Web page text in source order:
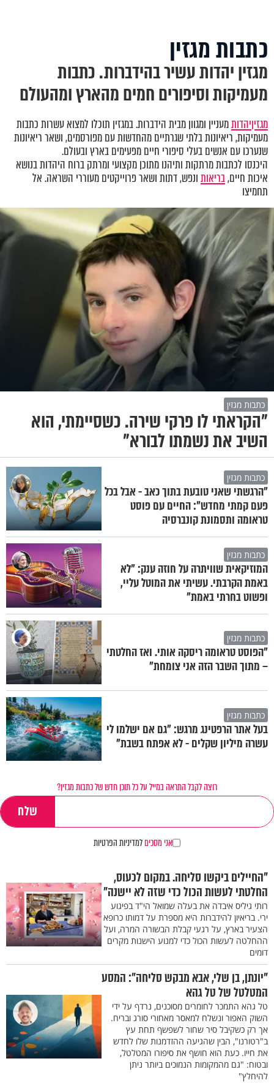
כתבות מגזין
מגזין יהדות עשיר בהידברות. כתבות
מעמיקות וסיפורים חמים מהארץ ומהעולם
מגזיןיהדותמעניין ומגוון מבית הידברות. במגזין תוכלו למצוא עשרות כתבות
מעמיקות, ריאיונות בלתי שגרתיים מהחדשות עם מפורסמים, ושאר ריאיונות
שנערכו עם אנשים בעלי סיפורי חיים מפעימים בארץ ובעולם.
היכנסו לכתבות מרתקות ותיהנו מתוכן מקצועי ומרתק ברוח היהדות בנושא
איכות חיים,בריאותונפש, דתות ושאר פרוייקטים מעוררי השראה. אל
תחמיצו
כתבות מגזין
"הקראתי לו פרקי שירה. כשסיימתי, הוא
השיב את נשמתו לבורא"
כתבות מגזין
"הרגשתי שאני טובעת בתוך כאב - אבל בכל
פעם קמתי מחדש": החיים עם פוסט
טראומה ותסמונת קונברסיה
כתבות מגזין
המוזיקאית שוויתרה על חוזה ענק: "לא
באמת הקרבתי. עשיתי את המוטל עליי,
ופשוט בחרתי באמת"
כתבות מגזין
"הפוסט טראומה ריסקה אותי. ואז החלטתי
– מתוך השבר הזה אני צומחת"
כתבות מגזין
בעל אתר הרפטינג מרגש: "גם אם ישלמו לי
עשרה מיליון שקלים - לא אפתח בשבת"
רוצה לקבל התראה במייל על כל תוכן חדש של כתבות מגזין?
אני מסכיםלמדיניות הפרטיות
"החיילים ביקשו סליחה. במקום לכעוס,
החלטתי לעשות הכול כדי שזה לא יישנה"
רותי גיליס איבדה את בעלה שמואל הי"ד בפיגוע
ירי. בריאיון להידברות היא מספרת על דמותו כרופא
הצעיר בארץ, על רגעי קבלת הבשורה המרה, ועל
ההחלטה לעשות הכול כדי למנוע הישנות מקרים
דומים
"יונתן, בן שלי, אבא מבקש סליחה": המסע
המטלטל של טל גהא
טל גהא התמכר לחומרים מסוכנים, נרדף על ידי
השוק האפור ונשלח למאסר מאחורי סורג ובריח.
אך רק כשקיבל סיר שחור לשפשף תחת עץ
ב"רטורנו", הבין שהגיעה ההזדמנות שלו לחדש
את חייו. כעת הוא חושף את סיפורו המטלטל,
ובטוח: "גם מהמקומות הנמוכים ביותר ניתן
להיחלץ"